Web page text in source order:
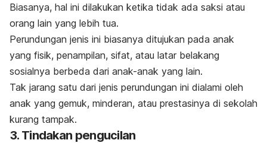
Biasanya, hal ini dilakukan ketika tidak ada saksi atau
orang lain yang lebih tua.
Perundungan jenis ini biasanya ditujukan pada anak
yang fisik, penampilan, sifat, atau latar belakang
sosialnya berbeda dari anak-anak yang lain.
Tak jarang satu dari jenis perundungan ini dialami oleh
anak yang gemuk, minderan, atau prestasinya di sekolah
kurang tampak.
3. Tindakan pengucilan